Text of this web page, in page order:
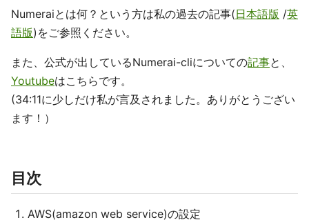
Numeraiとは何？という方は私の過去の記事(日本語版 /英
語版)をご参照ください。
また、公式が出しているNumerai-cliについての記事と、
Youtubeはこちらです。
(34:11に少しだけ私が言及されました。ありがとうござい
ます！）
目次
AWS(amazon web service)の設定